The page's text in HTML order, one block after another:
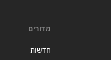
מדורים
חדשות